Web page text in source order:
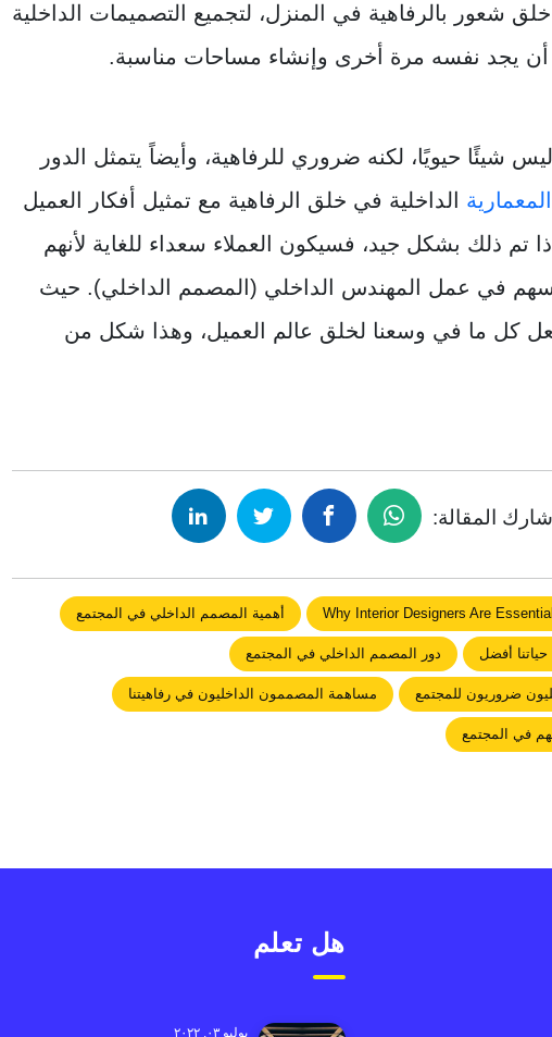
شعور بالرفاهية في المنزل، لتجميع التصميمات الداخلية
يجد نفسه مرة أخرى وإنشاء مساحات مناسبة.
شيئًا حيويًا، لكنه ضروري للرفاهية، وأيضاً يتمثل الدور
الداخلية في خلق الرفاهية مع تمثيل أفكار العميل
ذلك بشكل جيد، فسيكون العملاء سعداء للغاية لأنهم
في عمل المهندس الداخلي (المصمم الداخلي). حيث
كل ما في وسعنا لخلق عالم العميل، وهذا شكل من
شارك المقالة:
Why Interior Designers Are أهمية المصمم الداخلي في المجتمع
أفضل دور المصمم الداخلي في المجتمع
ضروريون للمجتمع مساهمة المصممون الداخليون في رفاهيتنا
في المجتمع
هل تعلم
يوليو ٠٣, ٢٠٢٢